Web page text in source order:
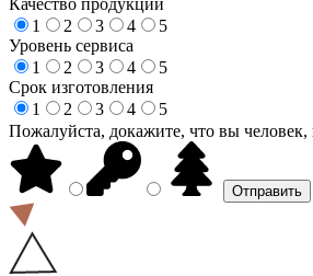
1
2 3 4
5
Уровень сервиса
1
2 3 4
5
Срок изготовления
1
2 3 4
5
Пожалуйста, докажите, что вы человек,